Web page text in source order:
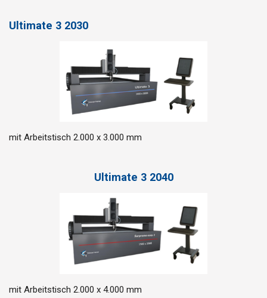
Ultimate 3 2030
mit Arbeitstisch 2.000 x 3.000 mm
Ultimate 3 2040
mit Arbeitstisch 2.000 x 4.000 mm